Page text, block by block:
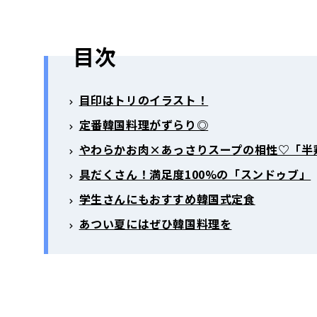
目次
目印はトリのイラスト！
定番韓国料理がずらり◎
やわらかお肉×あっさりスープの相性♡「半
具だくさん！満足度100%の「スンドゥブ」
学生さんにもおすすめ韓国式定食
あつい夏にはぜひ韓国料理を